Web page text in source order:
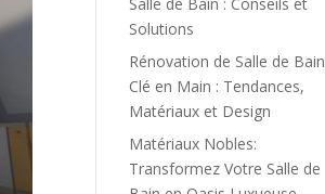
Solutions
Rénovation de Salle de Bain
Clé en Main : Tendances,
Matériaux et Design
Matériaux Nobles:
Transformez Votre Salle de